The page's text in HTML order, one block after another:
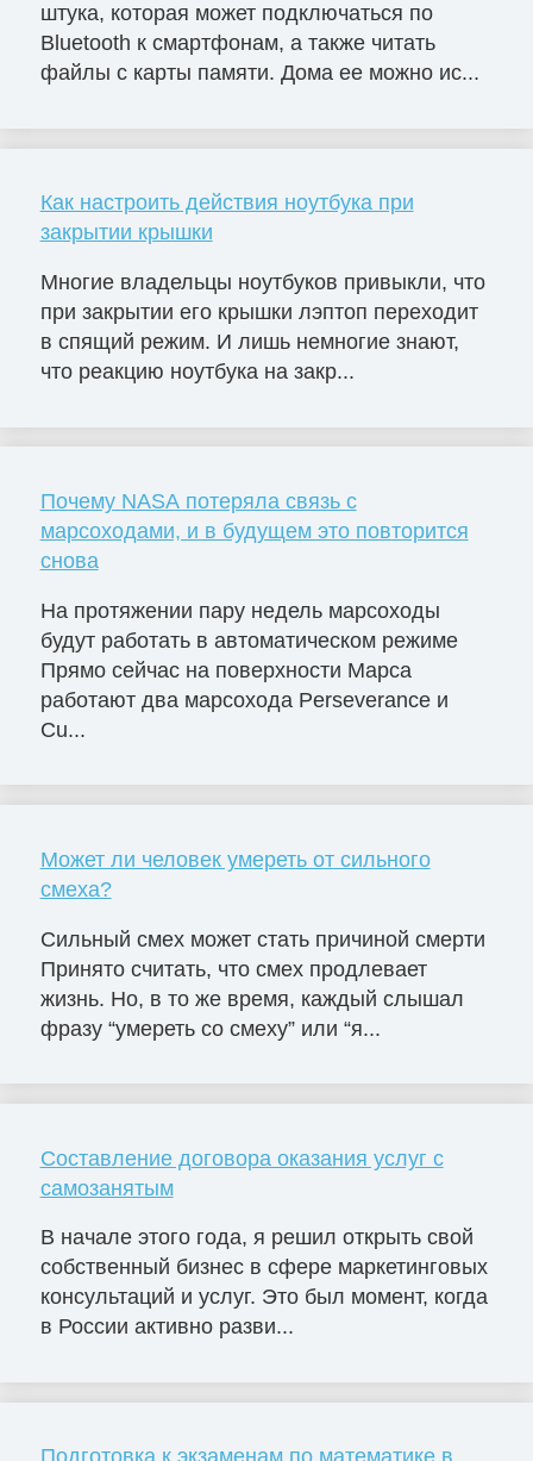
штука, которая может подключаться по
Bluetooth к смартфонам, а также читать
файлы с карты памяти. Дома ее можно ис...
Как настроить действия ноутбука при
закрытии крышки
Многие владельцы ноутбуков привыкли, что
при закрытии его крышки лэптоп переходит
в спящий режим. И лишь немногие знают,
что реакцию ноутбука на закр...
Почему NASA потеряла связь с
марсоходами, и в будущем это повторится
снова
На протяжении пару недель марсоходы
будут работать в автоматическом режиме
Прямо сейчас на поверхности Марса
работают два марсохода Perseverance и
Cu...
Может ли человек умереть от сильного
смеха?
Сильный смех может стать причиной смерти
Принято считать, что смех продлевает
жизнь. Но, в то же время, каждый слышал
фразу “умереть со смеху” или “я...
Составление договора оказания услуг с
самозанятым
В начале этого года, я решил открыть свой
собственный бизнес в сфере маркетинговых
консультаций и услуг. Это был момент, когда
в России активно разви...